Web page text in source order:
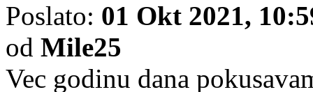
Poslato: 01 Okt 2021,
od Mile25
Vec godinu dana